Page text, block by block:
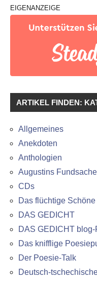
EIGENANZEIGE
ARTIKEL FINDEN:
Allgemeines
Anekdoten
Anthologien
Augustins
CDs
Das flüchtige
DAS GEDICHT
DAS GEDICHT
Das knifflige
Der Poesie-Talk
Deutsch-